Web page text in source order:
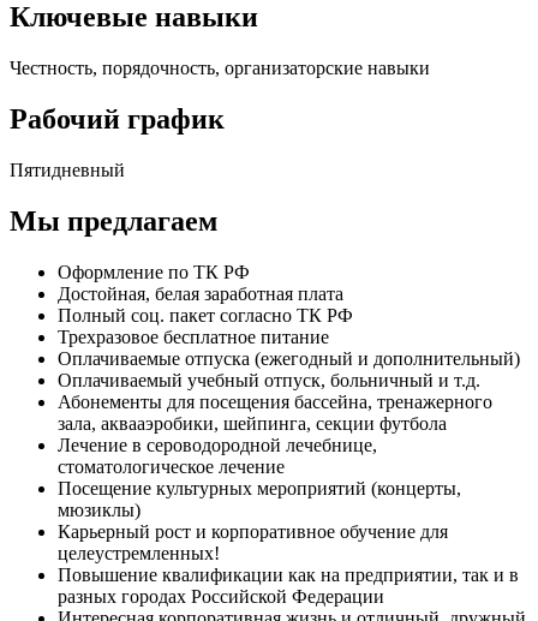
Ключевые навыки
Честность, порядочность, организаторские навыки
Рабочий график
Пятидневный
Мы предлагаем
Оформление по ТК РФ
Достойная, белая заработная плата
Полный соц. пакет согласно ТК РФ
Трехразовое бесплатное питание
Оплачиваемые отпуска (ежегодный и дополнительный)
Оплачиваемый учебный отпуск, больничный и т.д.
Абонементы для посещения бассейна, тренажерного
зала, аквааэробики, шейпинга, секции футбола
Лечение в сероводородной лечебнице,
стоматологическое лечение
Посещение культурных мероприятий (концерты,
мюзиклы)
Карьерный рост и корпоративное обучение для
целеустремленных!
Повышение квалификации как на предприятии, так и в
разных городах Российской Федерации